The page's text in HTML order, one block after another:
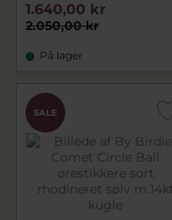
2.050,00 kr
1.640,00 kr
På lager
SALE